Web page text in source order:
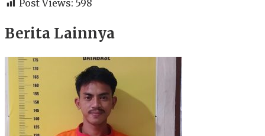
Post Views: 598
Berita Lainnya